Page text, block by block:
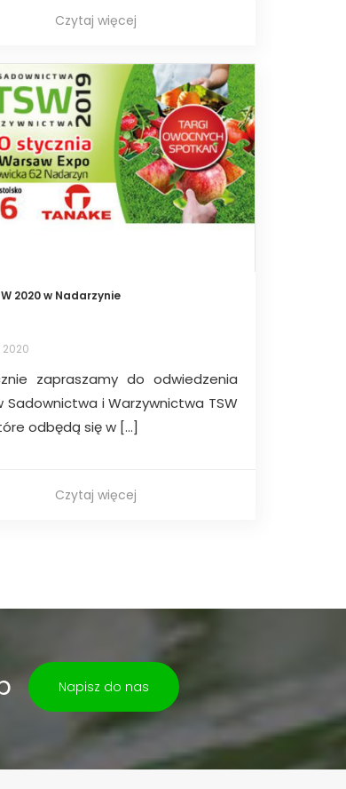
Czytaj więcej
2020 w Nadarzynie
zapraszamy do odwiedzenia
Sadownictwa i Warzywnictwa TSW
odbędą się w […]
Czytaj więcej
Napisz do nas